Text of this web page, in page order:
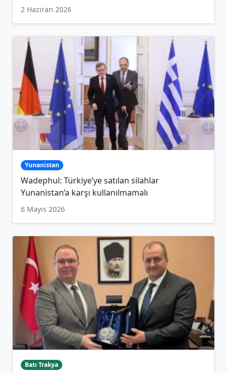
2 Haziran 2026
Yunanistan
Wadephul: Türkiye’ye satılan silahlar
Yunanistan’a karşı kullanılmamalı
6 Mayıs 2026
Batı Trakya